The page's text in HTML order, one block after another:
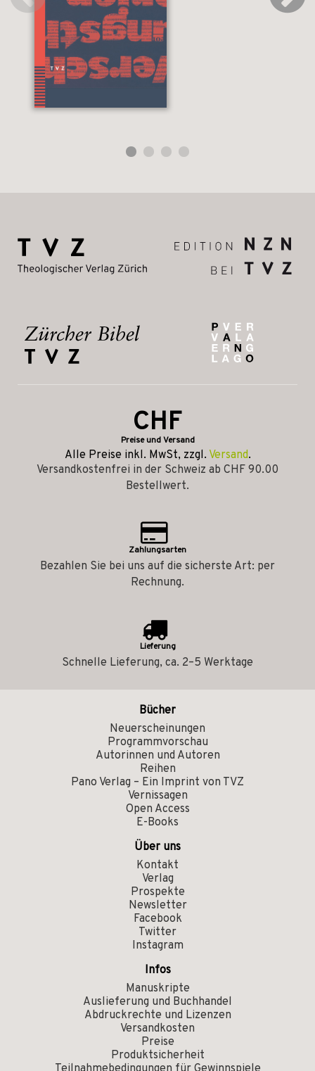
CHF
Preise und Versand
Alle Preise inkl. MwSt, zzgl. Versand.
Versandkostenfrei in der Schweiz ab CHF 90.00
Bestellwert.
Zahlungsarten
Bezahlen Sie bei uns auf die sicherste Art: per
Rechnung.
Lieferung
Schnelle Lieferung, ca. 2–5 Werktage
Bücher
Neuerscheinungen
Programmvorschau
Autorinnen und Autoren
Reihen
Pano Verlag – Ein Imprint von TVZ
Vernissagen
Open Access
E-Books
Über uns
Kontakt
Verlag
Prospekte
Newsletter
Facebook
Twitter
Instagram
Infos
Manuskripte
Auslieferung und Buchhandel
Abdruckrechte und Lizenzen
Versandkosten
Preise
Produktsicherheit